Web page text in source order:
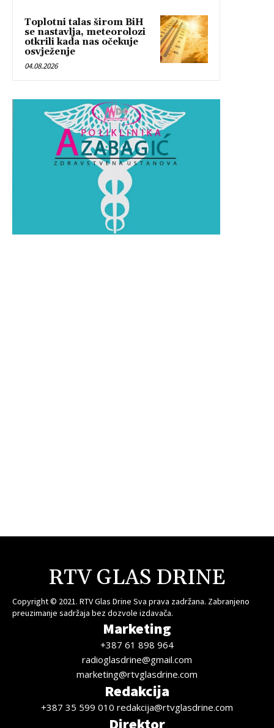
Toplotni talas širom BiH
se nastavlja, meteorolozi
otkrili kada nas očekuje
osvježenje
04.08.2026
RTV GLAS DRINE
Copyright © 2021. RTV Glas Drine Sva prava zadržana. Zabranjeno
preuzimanje sadržaja bez dozvole izdavača.
Marketing
+387 61 898 964
radioglasdrine@gmail.com
marketing@rtvglasdrine.com
Redakcija
+387 35 599 010 redakcija@rtvglasdrine.com
Direktor